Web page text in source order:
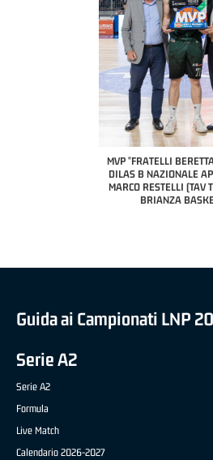
MVP "FRATELLI
DILAS B NAZIONALE
MARCO RESTELLI (TAV
BRIANZA
Guida ai Campionati LNP
Serie A2
Serie A2
Formula
Live Match
Calendario 2026-2027